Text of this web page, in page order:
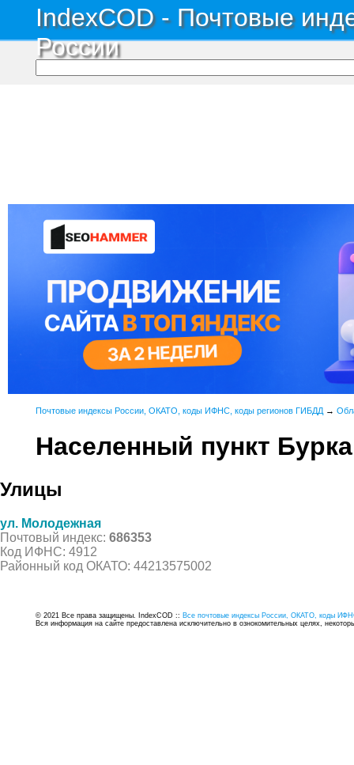
IndexCOD - Почтовые
России
Почтовые индексы России, ОКАТО, коды ИФНС, коды регионов ГИБДД →
Населенный пункт
Улицы
ул. Молодежная
Почтовый индекс: 686353
Код ИФНС: 4912
Районный код ОКАТО: 44213575002
© 2021 Все права защищены. IndexCOD :: Все почтовые индексы России, ОКАТО, коды
Вся информация на сайте предоставлена исключительно в ознокомительных целях,